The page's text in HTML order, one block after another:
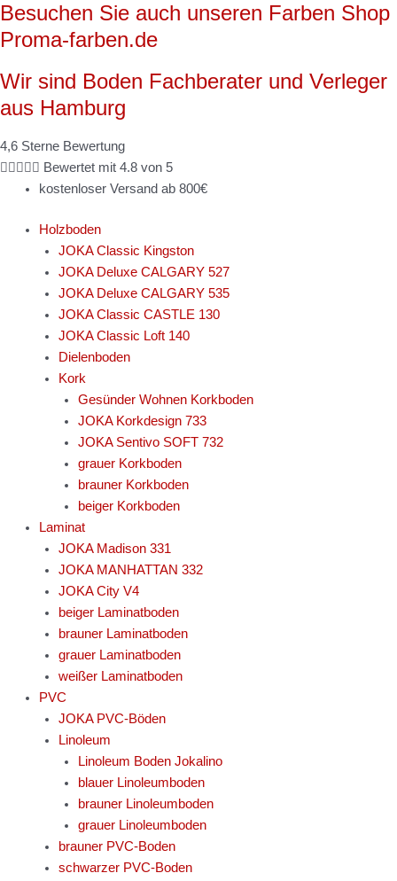
Zum
Inhalt
Besuchen Sie auch unseren Farben Shop
Proma-farben.de
Wir sind Boden Fachberater und Verleger
aus Hamburg
4,6 Sterne Bewertung
     Bewertet mit 4.8 von 5
kostenloser Versand ab 800€
Holzboden
JOKA Classic Kingston
JOKA Deluxe CALGARY 527
JOKA Deluxe CALGARY 535
JOKA Classic CASTLE 130
JOKA Classic Loft 140
Dielenboden
Kork
Gesünder Wohnen Korkboden
JOKA Korkdesign 733
JOKA Sentivo SOFT 732
grauer Korkboden
brauner Korkboden
beiger Korkboden
Laminat
JOKA Madison 331
JOKA MANHATTAN 332
JOKA City V4
beiger Laminatboden
brauner Laminatboden
grauer Laminatboden
weißer Laminatboden
PVC
JOKA PVC-Böden
Linoleum
Linoleum Boden Jokalino
blauer Linoleumboden
brauner Linoleumboden
grauer Linoleumboden
brauner PVC-Boden
schwarzer PVC-Boden